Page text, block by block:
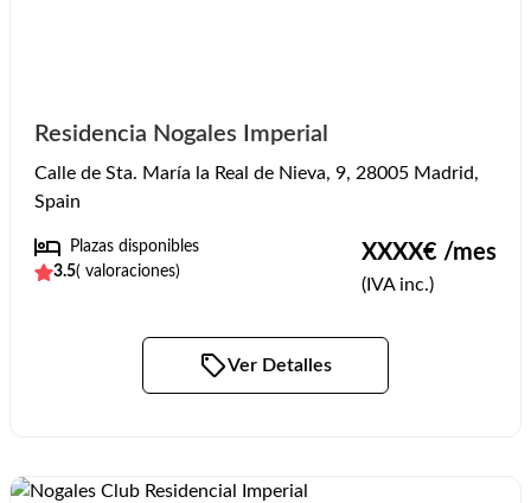
Residencia Nogales Imperial
Calle de Sta. María la Real de Nieva, 9, 28005 Madrid,
Spain
Plazas disponibles
3.5( valoraciones)
XXXX€ /mes
(IVA inc.)
Ver Detalles